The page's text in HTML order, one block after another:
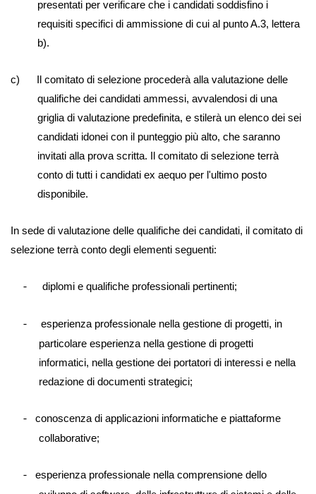
presentati per verificare che i candidati soddisfino i
requisiti specifici di ammissione di cui al punto A.3, lettera
b).
c) Il comitato di selezione procederà alla valutazione delle
qualifiche dei candidati ammessi, avvalendosi di una
griglia di valutazione predefinita, e stilerà un elenco dei sei
candidati idonei con il punteggio più alto, che saranno
invitati alla prova scritta. Il comitato di selezione terrà
conto di tutti i candidati ex aequo per l'ultimo posto
disponibile.
In sede di valutazione delle qualifiche dei candidati, il comitato di
selezione terrà conto degli elementi seguenti:
-­ diplomi e qualifiche professionali pertinenti;
-­
esperienza professionale nella gestione di progetti, in
particolare esperienza nella gestione di progetti
informatici, nella gestione dei portatori di interessi e nella
redazione di documenti strategici;
-­
conoscenza di applicazioni informatiche e piattaforme
collaborative;
-­
esperienza professionale nella comprensione dello